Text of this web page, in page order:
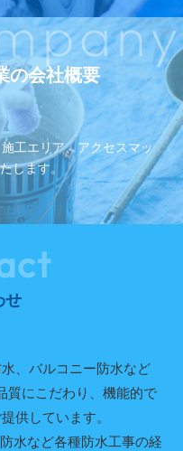
の会社概要
工エリア、アクセスマッ
します。
せ
、バルコニー防水など
質にこだわり、機能的で
供しています。
水など各種防水工事の経